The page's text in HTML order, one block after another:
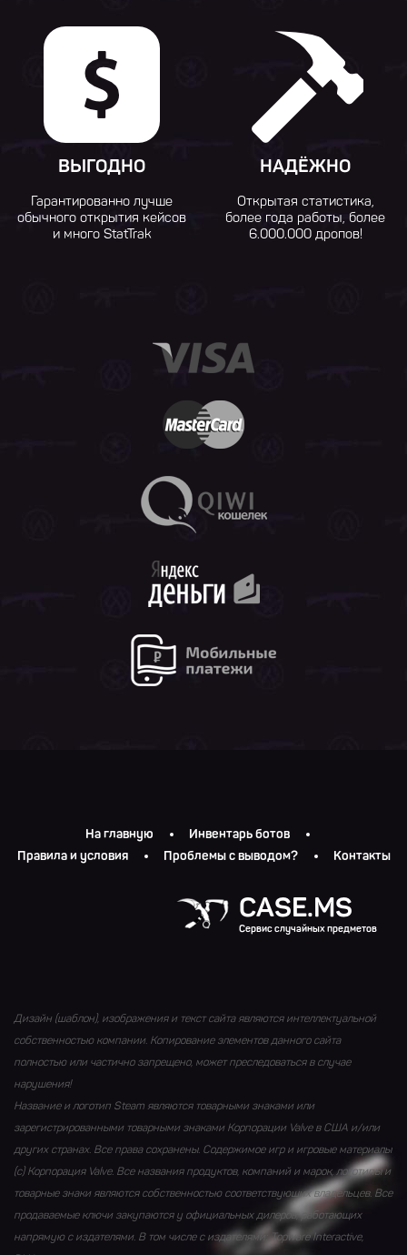
ВЫГОДНО
Гарантированно лучше
обычного открытия кейсов
и много StatTrak
НАДЁЖНО
Открытая статистика,
более года работы, более
6.000.000 дропов!
На главную
Инвентарь ботов
Правила и условия
Проблемы с выводом? Контакты
CASE.MS
Сервис случайных предметов
Дизайн (шаблон), изображения и текст сайта являются интеллектуальной
собственностью компании. Копирование элементов данного сайта
полностью или частично запрещено, может преследоваться в случае
нарушения!
Название и логотип Steam являются товарными знаками или
зарегистрированными товарными знаками Корпорации Valve в США и/или
других странах. Все права сохранены. Содержимое игр и игровые материалы
(с) Корпорация Valve. Все названия продуктов, компаний и марок, логотипы и
товарные знаки являются собственностью соответствующих владельцев. Все
продаваемые ключи закупаются у официальных дилеров, работающих
напрямую с издателями. В том числе с издателями: Topware Interactive,